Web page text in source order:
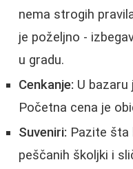
nema strogih
je poželjno -
u gradu.
Cenkanje: U bazaru
Početna cena je
Suveniri: Pazite šta
peščanih školjki i